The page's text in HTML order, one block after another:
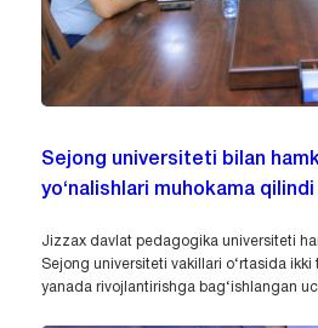
Sejong universiteti bilan
yo‘nalishlari muhokama qilindi
Jizzax davlat pedagogika universiteti
Sejong universiteti vakillari o‘rtasida
yanada rivojlantirishga bag‘ishlangan